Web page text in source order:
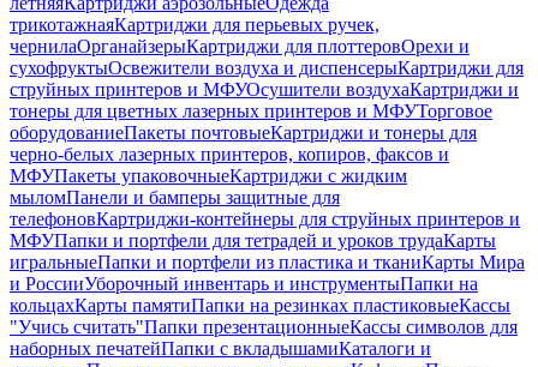
трикотажнаяКартриджи для перьевых ручек,
чернилаОрганайзерыКартриджи для плоттеровОрехи и
сухофруктыОсвежители воздуха и диспенсерыКартриджи для
струйных принтеров и МФУОсушители воздухаКартриджи и
тонеры для цветных лазерных принтеров и МФУТорговое
оборудованиеПакеты почтовыеКартриджи и тонеры для
черно-белых лазерных принтеров, копиров, факсов и
МФУПакеты упаковочныеКартриджи с жидким
мыломПанели и бамперы защитные для
телефоновКартриджи-контейнеры для струйных принтеров и
МФУПапки и портфели для тетрадей и уроков трудаКарты
игральныеПапки и портфели из пластика и тканиКарты Мира
и РоссииУборочный инвентарь и инструментыПапки на
кольцахКарты памятиПапки на резинках пластиковыеКассы
"Учись считать"Папки презентационныеКассы символов для
наборных печатейПапки с вкладышамиКаталоги и